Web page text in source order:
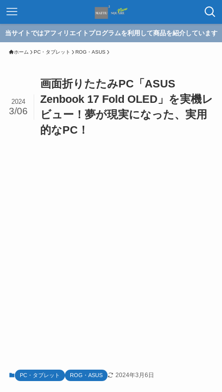
当サイトではアフィリエイトプログラムを利用して商品を紹介しています
ホーム PC・タブレット ROG・ASUS
画面折りたたみPC「ASUS
Zenbook 17 Fold OLED」を実機レ
ビュー！夢が現実になった、実用
的なPC！
2024
3/06
PC・タブレット ROG・ASUS 2024年3月6日